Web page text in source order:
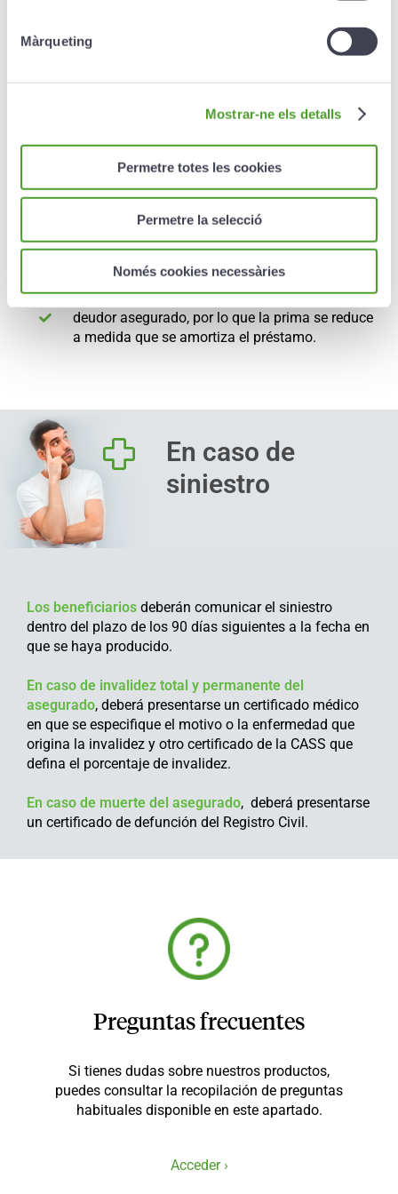
Màrqueting
Mostrar-ne els detalls
Permetre totes les cookies
Permetre la selecció
Només cookies necessàries
compañía.
Prestaciones
El capital máximo que puede asegurarse es el
equivalente a un saldo deudor de hasta 1 400
El coste de la prima es proporcional al saldo
deudor asegurado, por lo que la prima se reduce
a medida que se amortiza el préstamo.
En caso de
siniestro
Los beneficiarios deberán comunicar el siniestro
dentro del plazo de los 90 días siguientes a la fecha en
que se haya producido.
En caso de invalidez total y permanente del
asegurado, deberá presentarse un certificado médico
en que se especifique el motivo o la enfermedad que
origina la invalidez y otro certificado de la CASS que
defina el porcentaje de invalidez.
En caso de muerte del asegurado, deberá presentarse
un certificado de defunción del Registro Civil.
Preguntas frecuentes
Si tienes dudas sobre nuestros productos,
puedes consultar la recopilación de preguntas
habituales disponible en este apartado.
Acceder ›